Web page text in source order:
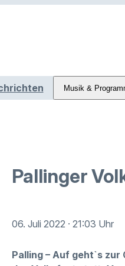
Musik &
Pallinger
06. Juli 2022 · 21:03 Uhr
Palling – Auf geht`s